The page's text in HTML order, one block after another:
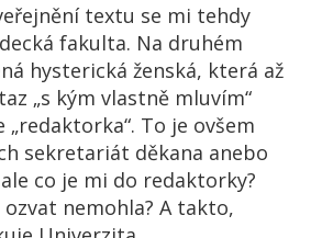
textu se mi tehdy
fakulta. Na druhém
hysterická ženská, která až
„s kým vlastně mluvím“
„redaktorka“. To je ovšem
sekretariát děkana anebo
co je mi do redaktorky?
ozvat nemohla? A takto,